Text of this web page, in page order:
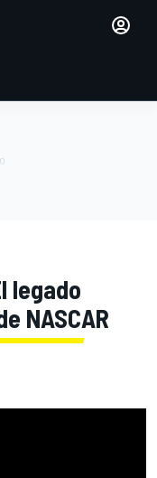
legado
NASCAR